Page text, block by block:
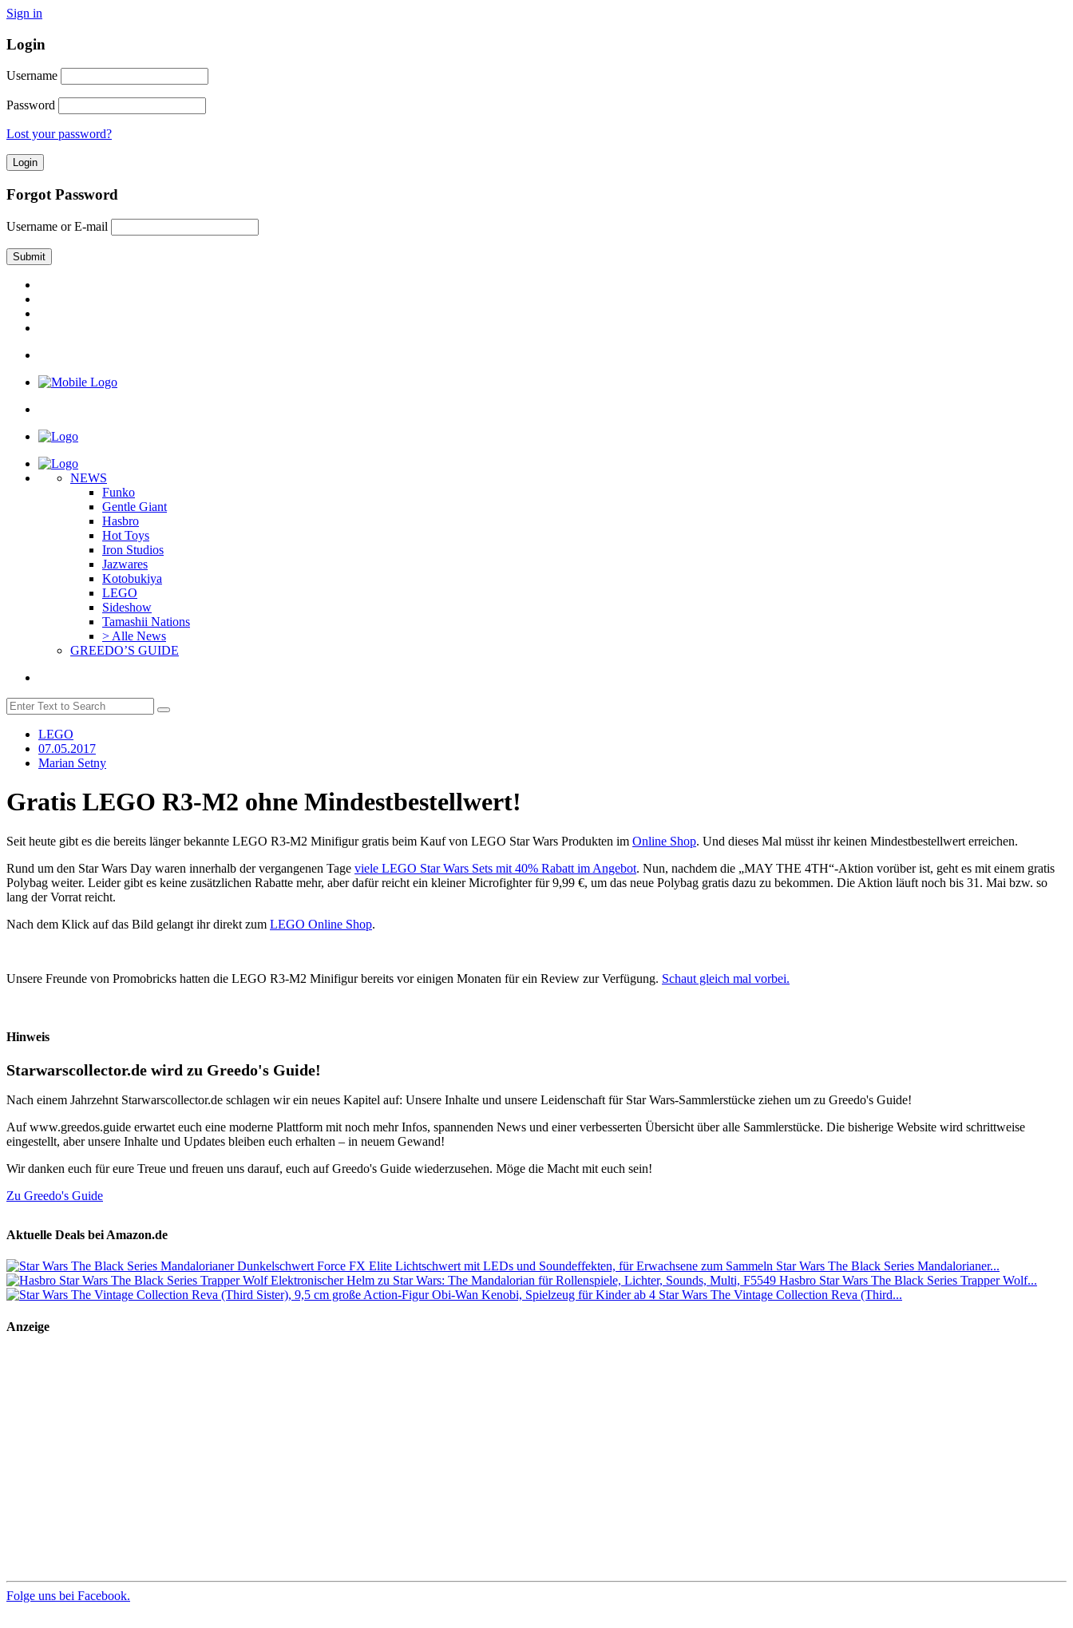
Sign in
Login
Username
Password
Lost your password?
Forgot Password
Username or E-mail
NEWS
Funko
Gentle Giant
Hasbro
Hot Toys
Iron Studios
Jazwares
Kotobukiya
LEGO
Sideshow
Tamashii Nations
> Alle News
GREEDO’S GUIDE
LEGO
07.05.2017
Marian Setny
Gratis LEGO R3-M2 ohne Mindestbestellwert!
Seit heute gibt es die bereits länger bekannte LEGO R3-M2 Minifigur gratis beim Kauf von LEGO Star Wars Produkten im Online Shop. Und dieses Mal müsst ihr keinen Mindestbestellwert erreichen.
Rund um den Star Wars Day waren innerhalb der vergangenen Tage viele LEGO Star Wars Sets mit 40% Rabatt im Angebot. Nun, nachdem die „MAY THE 4TH“-Aktion vorüber ist, geht es mit einem gratis
Polybag weiter. Leider gibt es keine zusätzlichen Rabatte mehr, aber dafür reicht ein kleiner Microfighter für 9,99 €, um das neue Polybag gratis dazu zu bekommen. Die Aktion läuft noch bis 31. Mai bzw. so
lang der Vorrat reicht.
Nach dem Klick auf das Bild gelangt ihr direkt zum LEGO Online Shop.
Unsere Freunde von Promobricks hatten die LEGO R3-M2 Minifigur bereits vor einigen Monaten für ein Review zur Verfügung. Schaut gleich mal vorbei.
Hinweis
Starwarscollector.de wird zu Greedo's Guide!
Nach einem Jahrzehnt Starwarscollector.de schlagen wir ein neues Kapitel auf: Unsere Inhalte und unsere Leidenschaft für Star Wars-Sammlerstücke ziehen um zu Greedo's Guide!
Auf www.greedos.guide erwartet euch eine moderne Plattform mit noch mehr Infos, spannenden News und einer verbesserten Übersicht über alle Sammlerstücke. Die bisherige Website wird schrittweise
eingestellt, aber unsere Inhalte und Updates bleiben euch erhalten – in neuem Gewand!
Wir danken euch für eure Treue und freuen uns darauf, euch auf Greedo's Guide wiederzusehen. Möge die Macht mit euch sein!
Zu Greedo's Guide
Aktuelle Deals bei Amazon.de
Star Wars The Black Series Mandalorianer...
Hasbro Star Wars The Black Series Trapper Wolf...
Star Wars The Vintage Collection Reva (Third...
Anzeige
Folge uns bei Facebook.